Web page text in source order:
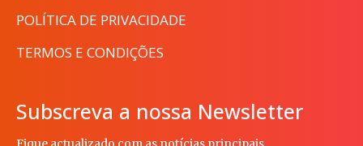
POLÍTICA DE PRIVACIDADE
TERMOS E CONDIÇÕES
Subscreva a nossa Newsletter